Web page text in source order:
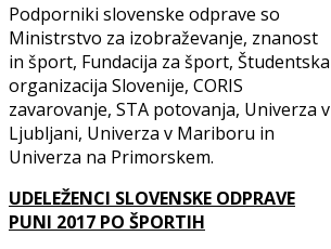
Podporniki slovenske odprave so
Ministrstvo za izobraževanje, znanost
in šport, Fundacija za šport, Študentska
organizacija Slovenije, CORIS
zavarovanje, STA potovanja, Univerza v
Ljubljani, Univerza v Mariboru in
Univerza na Primorskem.
UDELEŽENCI SLOVENSKE ODPRAVE
PUNI 2017 PO ŠPORTIH